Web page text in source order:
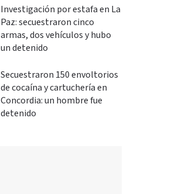
Investigación por estafa en La
Paz: secuestraron cinco
armas, dos vehículos y hubo
un detenido
Secuestraron 150 envoltorios
de cocaína y cartuchería en
Concordia: un hombre fue
detenido